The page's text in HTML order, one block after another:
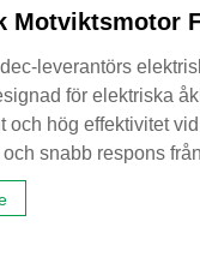
Motviktsmotor
leverantörs
för elektriska
och hög effektivitet
snabb respons